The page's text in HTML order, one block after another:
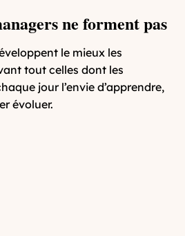
ne forment pas
le mieux les
tout celles dont les
jour l’envie d’apprendre,
évoluer.